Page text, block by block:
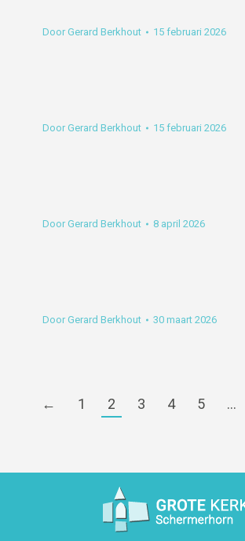
DoorGerard Berkhout 15 februari 2026
DoorGerard Berkhout 15 februari 2026
DoorGerard Berkhout 8 april 2026
DoorGerard Berkhout 30 maart 2026
← 1 2 3 4 5 …